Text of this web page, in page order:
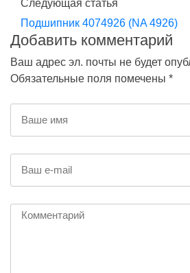
Следующая статья
Подшипник 4074926 (NA 4926)
Добавить комментарий
Ваш адрес эл. почты не будет
Обязательные поля помечены *